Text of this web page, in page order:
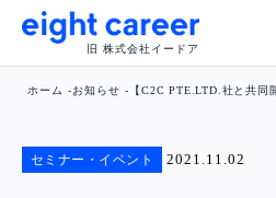
旧 株式会社イードア
ホーム お知らせ 【C2C PTE.LTD.社と共
セミナー・イベント 2021.11.02